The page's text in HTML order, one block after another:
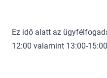
Ez idő alatt az
12:00 valamint 13:00-